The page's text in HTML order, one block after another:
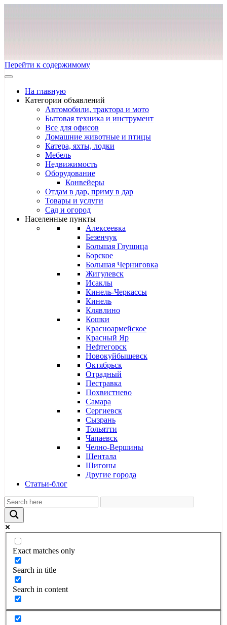
Перейти к содержимому
На главную
Категории объявлений
Автомобили, трактора и мото
Бытовая техника и инструмент
Все для офисов
Домашние животные и птицы
Катера, яхты, лодки
Мебель
Недвижимость
Оборудование
Конвейеры
Отдам в дар, приму в дар
Товары и услуги
Сад и огород
Населенные пункты
Алексеевка
Безенчук
Большая Глушица
Борское
Большая Черниговка
Жигулевск
Исаклы
Кинель-Черкассы
Кинель
Клявлино
Кошки
Красноармейское
Красный Яр
Нефтегорск
Новокуйбышевск
Октябрьск
Отрадный
Пестравка
Похвистнево
Самара
Сергиевск
Сызрань
Тольятти
Чапаевск
Челно-Вершины
Шентала
Шигоны
Другие города
Статьи-блог
Exact matches only
Search in title
Search in content